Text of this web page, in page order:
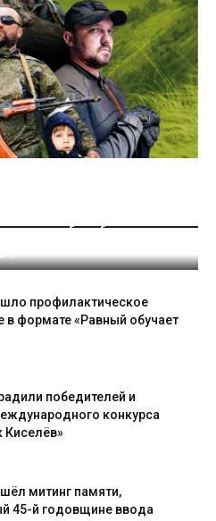
и «бомбочек»
0
профилактическое
в формате «Равный обучает
победителей и
конкурса
Киселёв»
митинг памяти,
45-й годовщине ввода